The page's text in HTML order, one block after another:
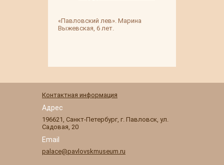
«Павловский лев». Марина
Выжевская, 6 лет.
Контактная информация
Адрес
196621 Санкт-Петербург г. Павловск ул.
Садовая, 20
Email
palace@pavlovskmuseum.ru